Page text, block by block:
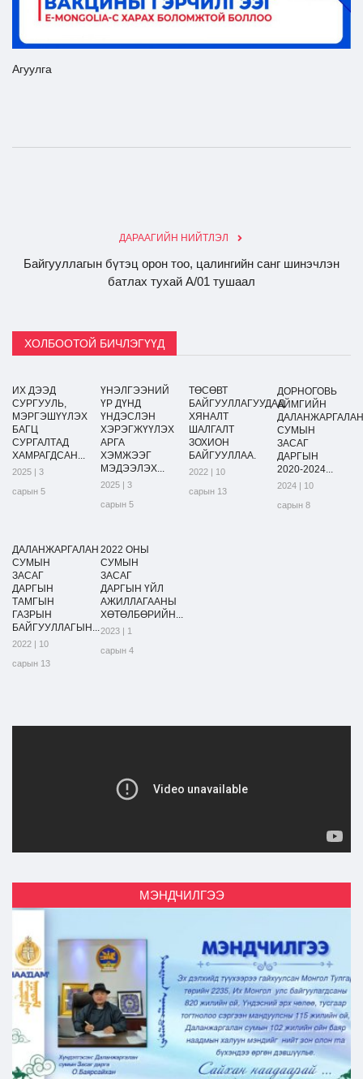
Ил тод байдал
Агуулга
ДАРААГИЙН НИЙТЛЭЛ
Байгууллагын бүтэц орон тоо, цалингийн санг шинэчлэн
батлах тухай А/01 тушаал
ХОЛБООТОЙ БИЧЛЭГҮҮД
ИХ ДЭЭД
СУРГУУЛЬ,
МЭРГЭШҮҮЛЭХ
БАГЦ
СУРГАЛТАД
ХАМРАГДСАН...
2025 | 3
сарын 5
ҮНЭЛГЭЭНИЙ
ҮР ДҮНД
ҮНДЭСЛЭН
ХЭРЭГЖҮҮЛЭХ
АРГА
ХЭМЖЭЭГ
МЭДЭЭЛЭХ...
2025 | 3
сарын 5
ТӨСӨВТ
БАЙГУУЛЛАГУУДАД
ХЯНАЛТ
ШАЛГАЛТ
ЗОХИОН
БАЙГУУЛЛАА.
2022 | 10
сарын 13
ДОРНОГОВЬ
АЙМГИЙН
ДАЛАНЖАРГАЛАН
СУМЫН
ЗАСАГ
ДАРГЫН
2020-2024...
2024 | 10
сарын 8
ДАЛАНЖАРГАЛАН
СУМЫН
ЗАСАГ
ДАРГЫН
ТАМГЫН
ГАЗРЫН
БАЙГУУЛЛАГЫН...
2022 | 10
сарын 13
2022 ОНЫ
СУМЫН
ЗАСАГ
ДАРГЫН ҮЙЛ
АЖИЛЛАГААНЫ
ХӨТӨЛБӨРИЙН...
2023 | 1
сарын 4
МЭНДЧИЛГЭЭ